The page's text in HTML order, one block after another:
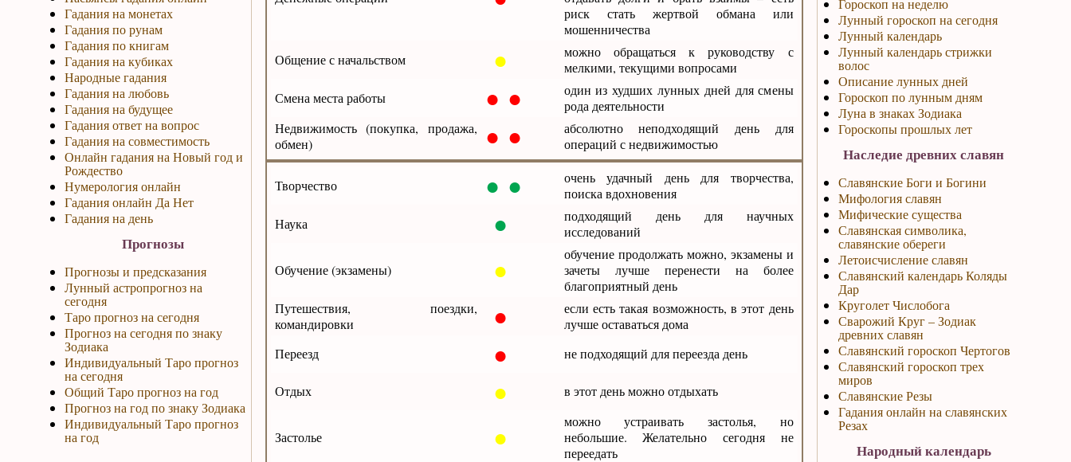
Гадания на монетах
Гадания по рунам
Гадания по книгам
Гадания на кубиках
Народные гадания
Гадания на любовь
Гадания на будущее
Гадания ответ на вопрос
Гадания на совместимость
Онлайн гадания на Новый год и
Рождество
Нумерология онлайн
Гадания онлайн Да Нет
Гадания на день
Прогнозы
Прогнозы и предсказания
Лунный астропрогноз на
сегодня
Таро прогноз на сегодня
Прогноз на сегодня по знаку
Зодиака
Индивидуальный Таро прогноз
на сегодня
Общий Таро прогноз на год
Прогноз на год по знаку Зодиака
Индивидуальный Таро прогноз
на год
риск стать жертвой обмана или
мошенничества
Общение с начальством
●
можно обращаться к руководству с
мелкими, текущими вопросами
Смена места работы
● ●
один из худших лунных дней для смены
рода деятельности
Недвижимость (покупка, продажа,
обмен)
● ●
абсолютно неподходящий день для
операций с недвижимостью
Творчество ● ●
очень удачный день для творчества,
поиска вдохновения
Наука
●
подходящий день для научных
исследований
Обучение (экзамены) ●
обучение продолжать можно, экзамены и
зачеты лучше перенести на более
благоприятный день
Путешествия, поездки,
командировки
●
если есть такая возможность, в этот день
лучше оставаться дома
Переезд
● не подходящий для переезда день
Отдых ● в этот день можно отдыхать
Застолье ●
можно устраивать застолья, но
небольшие. Желательно сегодня не
переедать
Гороскоп на неделю
Лунный гороскоп на сегодня
Лунный календарь
Лунный календарь стрижки
волос
Описание лунных дней
Гороскоп по лунным дням
Луна в знаках Зодиака
Гороскопы прошлых лет
Наследие древних славян
Славянские Боги и Богини
Мифология славян
Мифические существа
Славянская символика,
славянские обереги
Летоисчисление славян
Славянский календарь Коляды
Дар
Круголет Числобога
Сварожий Круг – Зодиак
древних славян
Славянский гороскоп Чертогов
Славянский гороскоп трех
миров
Славянские Резы
Гадания онлайн на славянских
Резах
Народный календарь